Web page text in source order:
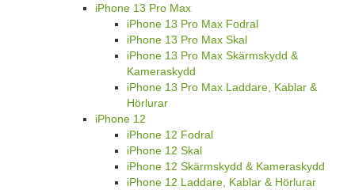
iPhone 13 Pro Max
iPhone 13 Pro Max Fodral
iPhone 13 Pro Max Skal
iPhone 13 Pro Max Skärmskydd &
Kameraskydd
iPhone 13 Pro Max Laddare, Kablar &
Hörlurar
iPhone 12
iPhone 12 Fodral
iPhone 12 Skal
iPhone 12 Skärmskydd & Kameraskydd
iPhone 12 Laddare, Kablar & Hörlurar